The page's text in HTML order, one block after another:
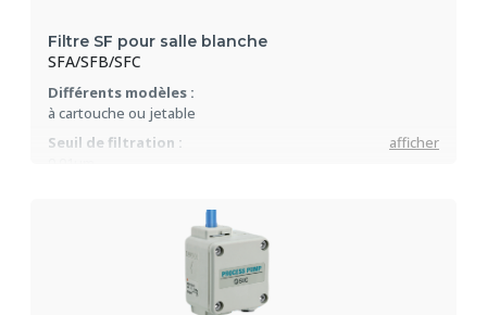
Filtre SF pour salle blanche
SFA/SFB/SFC
Différents modèles :
à cartouche ou jetable
Seuil de filtration :
afficher